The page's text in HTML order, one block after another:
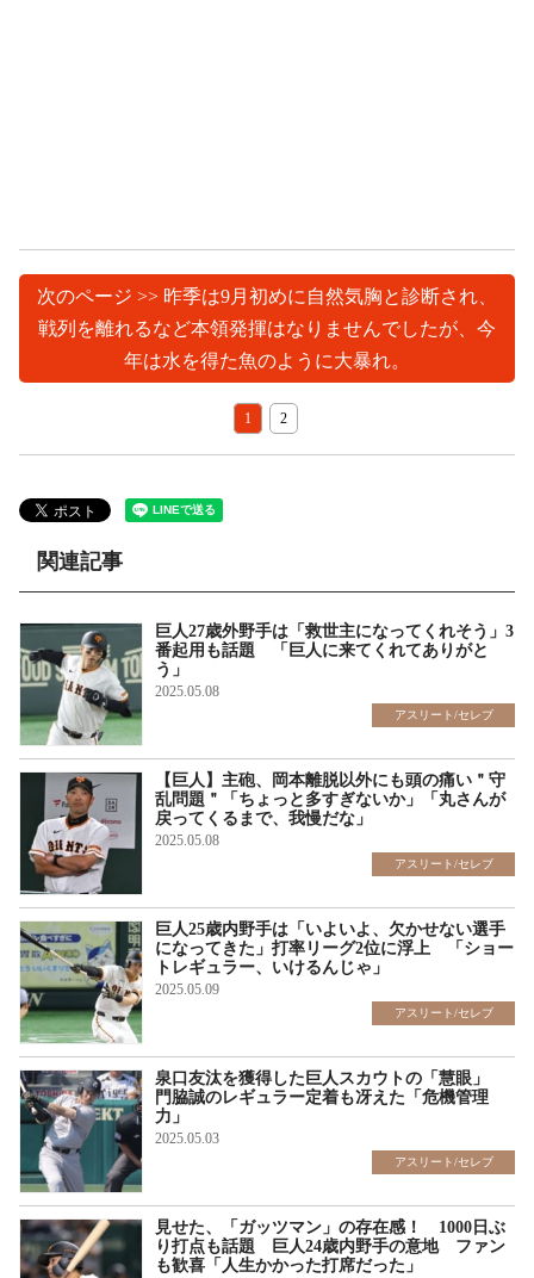
次のページ >> 昨季は9月初めに自然気胸と診断され、
戦列を離れるなど本領発揮はなりませんでしたが、今
年は水を得た魚のように大暴れ。
1 2
関連記事
巨人27歳外野手は「救世主になってくれそう」3
番起用も話題 「巨人に来てくれてありがと
う」
2025.05.08
アスリート/セレブ
【巨人】主砲、岡本離脱以外にも頭の痛い＂守
乱問題＂「ちょっと多すぎないか」「丸さんが
戻ってくるまで、我慢だな」
2025.05.08
アスリート/セレブ
巨人25歳内野手は「いよいよ、欠かせない選手
になってきた」打率リーグ2位に浮上 「ショー
トレギュラー、いけるんじゃ」
2025.05.09
アスリート/セレブ
泉口友汰を獲得した巨人スカウトの「慧眼」
門脇誠のレギュラー定着も冴えた「危機管理
力」
2025.05.03
アスリート/セレブ
見せた、「ガッツマン」の存在感！ 1000日ぶ
り打点も話題 巨人24歳内野手の意地 ファン
も歓喜「人生かかった打席だった」